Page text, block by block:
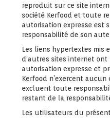
reproduit sur ce site
société Kerfood et toute
autorisation expresse est
responsabilité de son
Les liens hypertextes mis
d’autres sites internet ont
autorisation expresse et
Kerfood n’exercent
excluent toute
restant de la
Les utilisateurs du